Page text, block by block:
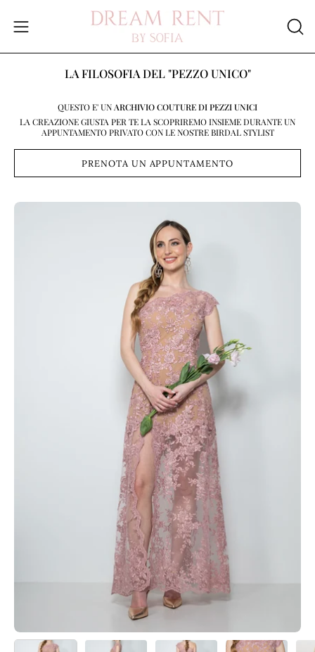
Apri
menu
LA
LA FILOSOFIA DEL "PEZZO UNICO"
QUESTO E' UNARCHIVIO COUTURE DI PEZZI UNICI
LA CREAZIONE GIUSTA PER TE LA SCOPRIREMO INSIEME DURANTE UN
APPUNTAMENTO PRIVATO CON LE NOSTRE BIRDAL STYLIST
PRENOTA UN APPUNTAMENTO
Apri